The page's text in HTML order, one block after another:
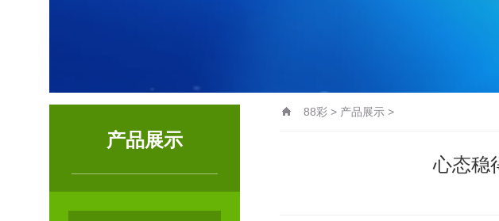
产品展示
88彩 > 产品展示 >
心态稳